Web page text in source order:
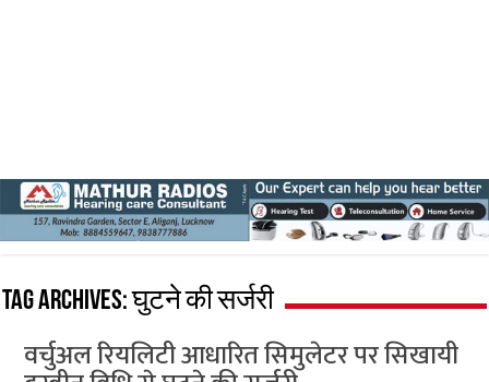
Tag Archives:घुटने की सर्जरी
वर्चुअल रियलिटी आधारित सिमुलेटर पर सिखायी